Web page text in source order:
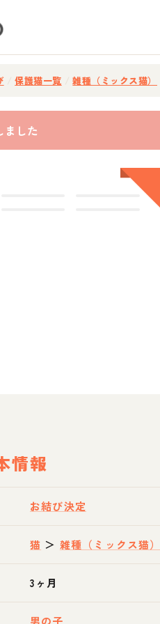
保護猫一覧 雑種（ミックス猫）
ました
情報
お結び決定
猫 ＞ 雑種（ミックス猫）
3ヶ月
男の子